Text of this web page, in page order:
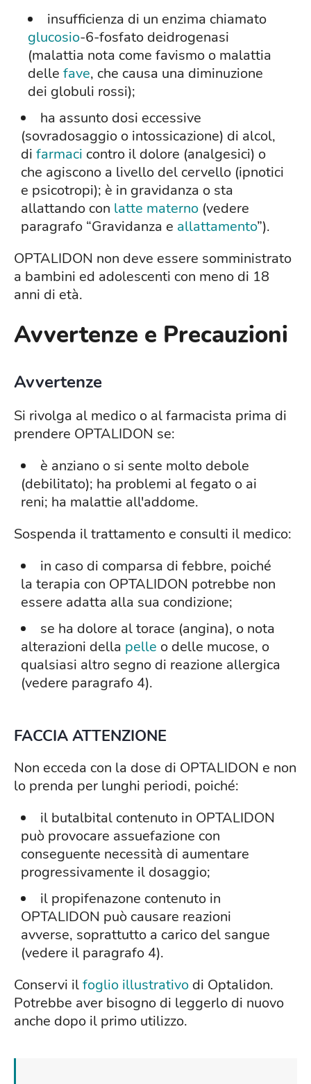
insufficienza di un enzima chiamato
glucosio-6-fosfato deidrogenasi
(malattia nota come favismo o malattia
delle fave, che causa una diminuzione
dei globuli rossi);
ha assunto dosi eccessive
(sovradosaggio o intossicazione) di alcol,
di farmaci contro il dolore (analgesici) o
che agiscono a livello del cervello (ipnotici
e psicotropi); è in gravidanza o sta
allattando con latte materno (vedere
paragrafo “Gravidanza e allattamento”).
OPTALIDON non deve essere somministrato
a bambini ed adolescenti con meno di 18
anni di età.
Avvertenze e Precauzioni
Avvertenze
Si rivolga al medico o al farmacista prima di
prendere OPTALIDON se:
è anziano o si sente molto debole
(debilitato); ha problemi al fegato o ai
reni; ha malattie all'addome.
Sospenda il trattamento e consulti il medico:
in caso di comparsa di febbre, poiché
la terapia con OPTALIDON potrebbe non
essere adatta alla sua condizione;
se ha dolore al torace (angina), o nota
alterazioni della pelle o delle mucose, o
qualsiasi altro segno di reazione allergica
(vedere paragrafo 4).
FACCIA ATTENZIONE
Non ecceda con la dose di OPTALIDON e non
lo prenda per lunghi periodi, poiché:
il butalbital contenuto in OPTALIDON
può provocare assuefazione con
conseguente necessità di aumentare
progressivamente il dosaggio;
il propifenazone contenuto in
OPTALIDON può causare reazioni
avverse, soprattutto a carico del sangue
(vedere il paragrafo 4).
Conservi ilfoglio illustrativo di Optalidon.
Potrebbe aver bisogno di leggerlo di nuovo
anche dopo il primo utilizzo.